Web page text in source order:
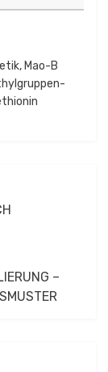
, Mao-B
–